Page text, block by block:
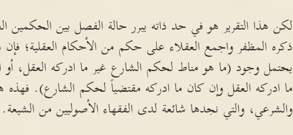
لكن هذا التقرير هو في حد ذاته يبرر حالة الفصل بين
ذكره المظفر واجمع العقلاء على حكم من الأحكام العقلية؛
يحتمل وجود (ما هو مناط لحكم الشارع غير ما ادركه العقل،
ما ادركه العقل وإن كان ما ادركه مقتضياً لحكم الشارع).
والشرعي، والتي نجدها شائعة لدى الفقهاء الأصوليين من الشيعة.